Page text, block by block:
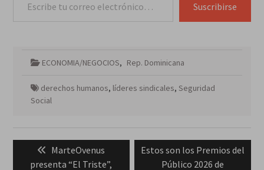
Suscribirse
ECONOMIA/NEGOCIOS, Rep. Dominicana
derechos humanos, líderes sindicales, Seguridad
Social
Navegación
Previous
post:
MarteOvenus
presenta “El Triste”,
Next
Estos son los Premios del
Público 2026 de